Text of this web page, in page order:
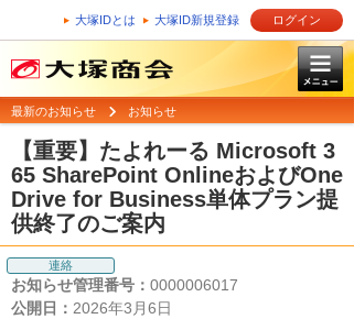
大塚IDとは 大塚ID新規登録 ログイン
最新のお知らせ お知らせ
【重要】たよれーる Microsoft 3
65 SharePoint OnlineおよびOne
Drive for Business単体プラン提
供終了のご案内
連絡
お知らせ管理番号： 0000006017
公開日： 2026年3月6日